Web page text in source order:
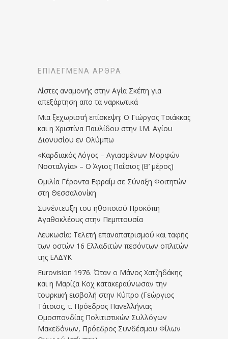
ΕΠΙΛΕΓΜΈΝΑ ΆΡΘΡΑ
Λίστες αναμονής στην Αγία Σκέπη για
απεξάρτηση απο τα ναρκωτικά
Μια ξεχωριστή επίσκεψη: Ο Γιώργος Τσιάκκας
και η Χριστίνα Παυλίδου στην Ι.Μ. Αγίου
Διονυσίου εν Ολύμπω
«Καρδιακός Λόγος – Αγιασμένων Μορφών
Νοσταλγία» – Ο Άγιος Παΐσιος (Β’ μέρος)
Ομιλία Γέροντα Εφραίμ σε Σύναξη Φοιτητών
στη Θεσσαλονίκη
Συνέντευξη του ηθοποιού Προκόπη
Αγαθοκλέους στην Πεμπτουσία
Λευκωσία: Τελετή επαναπατρισμού και ταφής
των οστών 16 Ελλαδιτών πεσόντων οπλιτών
της ΕΛΔΥΚ
Eurovision 1976. Όταν ο Μάνος Χατζηδάκης
και η Μαρίζα Κοχ κατακεραύνωσαν την
τουρκική εισβολή στην Κύπρο (Γεώργιος
Τάτσιος, τ. Πρόεδρος Πανελλήνιας
Ομοσπονδίας Πολιτιστικών Συλλόγων
Μακεδόνων, Πρόεδρος Συνδέσμου Φίλων